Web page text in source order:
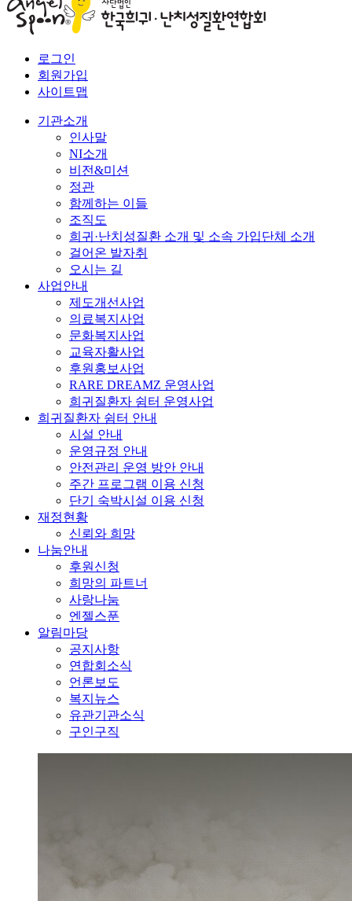
로그인
회원가입
사이트맵
기관소개
인사말
NI소개
비전&미션
정관
함께하는 이들
조직도
희귀·난치성질환 소개 및 소속 가입단체 소개
걸어온 발자취
오시는 길
사업안내
제도개선사업
의료복지사업
문화복지사업
교육자활사업
후원홍보사업
RARE DREAMZ 운영사업
희귀질환자 쉼터 운영사업
희귀질환자 쉼터 안내
시설 안내
운영규정 안내
안전관리 운영 방안 안내
주간 프로그램 이용 신청
단기 숙박시설 이용 신청
재정현황
신뢰와 희망
나눔안내
후원신청
희망의 파트너
사랑나눔
엔젤스푼
알림마당
공지사항
연합회소식
언론보도
복지뉴스
유관기관소식
구인구직